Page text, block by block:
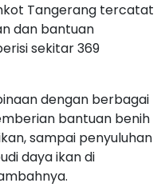
Tangerang tercatat
dan bantuan
sekitar 369
dengan berbagai
bantuan benih
sampai penyuluhan
daya ikan di